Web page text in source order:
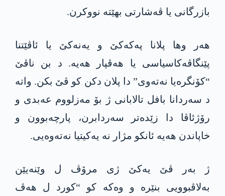
بازرگانی یا ڤەشارتی بهێتە نووکرن.
ھەر وھا پلانا پەکەکێ و یەنەکێ یا ئاڤێتنا
پێنگاڤەکاسیاسی یا ھەڤپار ھەیە. د بن ناڤێ
“کۆنگرەیا نەتەوی” دا پلان دکن کو ڤێ بکن. واتە
د سەردانا بافل تالابانی ژ بۆ مەزلووم عەبدی و
رۆژئاڤا دا زێدەتر سەردابرن، پارچەبوون و
خاپاندن ھەیە ئانکو مژار نە یەکیتیا نەتەوەیی.
ژ بەر ڤێ یەکێ ژی مرۆڤ ل وێنەیێن
بەلاڤبوویی بنێرە و وەکە کو “کورد ل ھەڤ